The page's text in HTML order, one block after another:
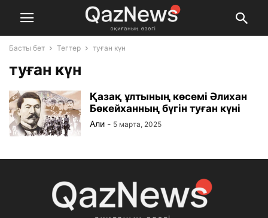
Басты бет Тегтер туған күн
туған күн
Қазақ ұлтының көсемі Әлихан
Бөкейханның бүгін туған күні
Али - 5 марта, 2025